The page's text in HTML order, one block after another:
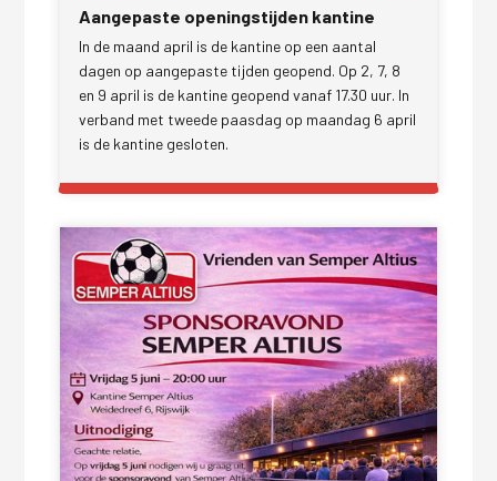
Aangepaste openingstijden kantine
In de maand april is de kantine op een aantal
dagen op aangepaste tijden geopend. Op 2, 7, 8
en 9 april is de kantine geopend vanaf 17.30 uur. In
verband met tweede paasdag op maandag 6 april
is de kantine gesloten.